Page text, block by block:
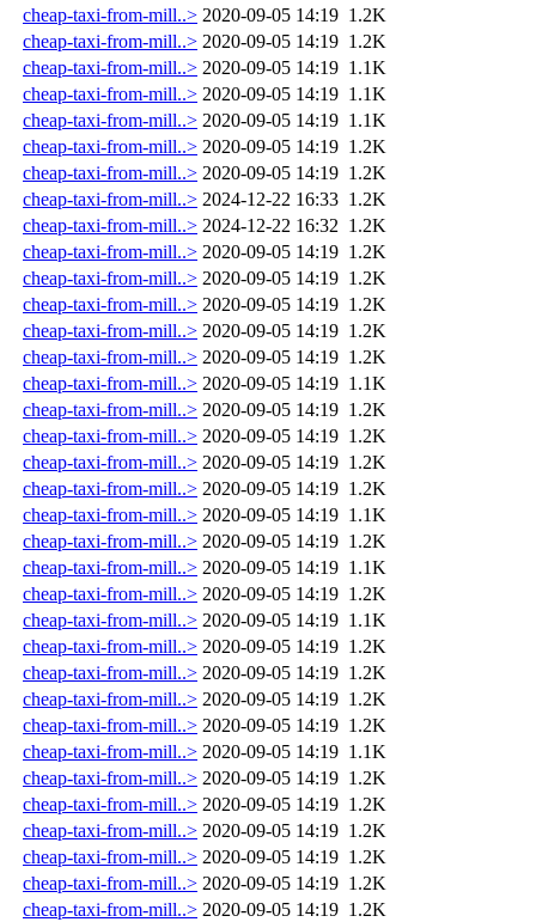
cheap-taxi-from-mill..> 2020-09-05 14:19 1.2K
cheap-taxi-from-mill..> 2020-09-05 14:19 1.2K
cheap-taxi-from-mill..> 2020-09-05 14:19 1.1K
cheap-taxi-from-mill..> 2020-09-05 14:19 1.1K
cheap-taxi-from-mill..> 2020-09-05 14:19 1.1K
cheap-taxi-from-mill..> 2020-09-05 14:19 1.2K
cheap-taxi-from-mill..> 2020-09-05 14:19 1.2K
cheap-taxi-from-mill..> 2024-12-22 16:33 1.2K
cheap-taxi-from-mill..> 2024-12-22 16:32 1.2K
cheap-taxi-from-mill..> 2020-09-05 14:19 1.2K
cheap-taxi-from-mill..> 2020-09-05 14:19 1.2K
cheap-taxi-from-mill..> 2020-09-05 14:19 1.2K
cheap-taxi-from-mill..> 2020-09-05 14:19 1.2K
cheap-taxi-from-mill..> 2020-09-05 14:19 1.2K
cheap-taxi-from-mill..> 2020-09-05 14:19 1.1K
cheap-taxi-from-mill..> 2020-09-05 14:19 1.2K
cheap-taxi-from-mill..> 2020-09-05 14:19 1.2K
cheap-taxi-from-mill..> 2020-09-05 14:19 1.2K
cheap-taxi-from-mill..> 2020-09-05 14:19 1.2K
cheap-taxi-from-mill..> 2020-09-05 14:19 1.1K
cheap-taxi-from-mill..> 2020-09-05 14:19 1.2K
cheap-taxi-from-mill..> 2020-09-05 14:19 1.1K
cheap-taxi-from-mill..> 2020-09-05 14:19 1.2K
cheap-taxi-from-mill..> 2020-09-05 14:19 1.1K
cheap-taxi-from-mill..> 2020-09-05 14:19 1.2K
cheap-taxi-from-mill..> 2020-09-05 14:19 1.2K
cheap-taxi-from-mill..> 2020-09-05 14:19 1.2K
cheap-taxi-from-mill..> 2020-09-05 14:19 1.2K
cheap-taxi-from-mill..> 2020-09-05 14:19 1.1K
cheap-taxi-from-mill..> 2020-09-05 14:19 1.2K
cheap-taxi-from-mill..> 2020-09-05 14:19 1.2K
cheap-taxi-from-mill..> 2020-09-05 14:19 1.2K
cheap-taxi-from-mill..> 2020-09-05 14:19 1.2K
cheap-taxi-from-mill..> 2020-09-05 14:19 1.2K
cheap-taxi-from-mill..> 2020-09-05 14:19 1.2K